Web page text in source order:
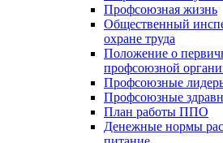
Профсоюзная жизнь
Общественный
охране труда
Положение о
профсоюзной
Профсоюзные
Профсоюзные
План работы ППО
Денежные нормы